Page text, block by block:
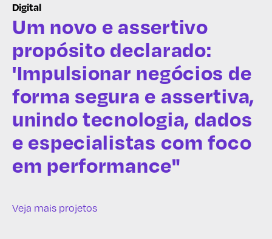
Digital
Um novo e assertivo
propósito declarado:
'Impulsionar negócios de
forma segura e assertiva,
unindo tecnologia, dados
e especialistas com foco
em performance"
Veja mais projetos